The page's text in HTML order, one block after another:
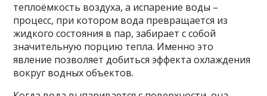
теплоёмкость воздуха, а испарение воды –
процесс, при котором вода превращается из
жидкого состояния в пар, забирает с собой
значительную порцию тепла. Именно это
явление позволяет добиться эффекта охлаждения
вокруг водных объектов.